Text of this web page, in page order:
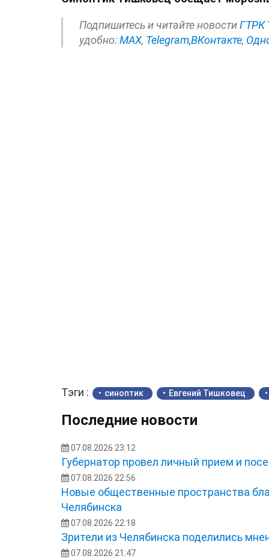
Подпишитесь и читайте новостиГТРК
удобно:МАХ, Telegram,ВКонтакте,
Тэги : синоптик Евгений Тишковец
Последние новости
07.08.2026 23:12
Губернатор провел личный прием и
07.08.2026 22:56
Новые общественные пространства
Челябинска
07.08.2026 22:18
Зрители из Челябинска поделились
07.08.2026 21:47